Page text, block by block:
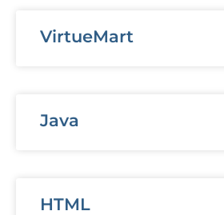
VirtueMart
Java
HTML